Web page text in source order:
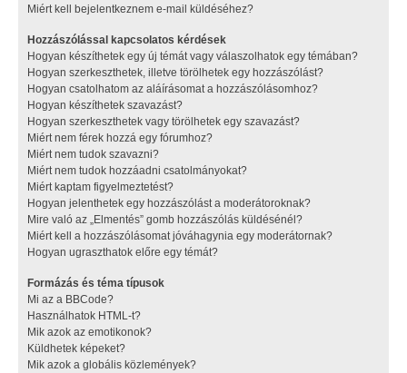
Miért kell bejelentkeznem e-mail küldéséhez?
Hozzászólással kapcsolatos kérdések
Hogyan készíthetek egy új témát vagy válaszolhatok egy témában?
Hogyan szerkeszthetek, illetve törölhetek egy hozzászólást?
Hogyan csatolhatom az aláírásomat a hozzászólásomhoz?
Hogyan készíthetek szavazást?
Hogyan szerkeszthetek vagy törölhetek egy szavazást?
Miért nem férek hozzá egy fórumhoz?
Miért nem tudok szavazni?
Miért nem tudok hozzáadni csatolmányokat?
Miért kaptam figyelmeztetést?
Hogyan jelenthetek egy hozzászólást a moderátoroknak?
Mire való az „Elmentés” gomb hozzászólás küldésénél?
Miért kell a hozzászólásomat jóváhagynia egy moderátornak?
Hogyan ugraszthatok előre egy témát?
Formázás és téma típusok
Mi az a BBCode?
Használhatok HTML-t?
Mik azok az emotikonok?
Küldhetek képeket?
Mik azok a globális közlemények?